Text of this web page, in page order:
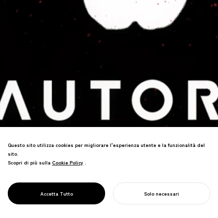
PROJECT
AUTORO
Da RPA a Web Auto Robot: un branding
che chiarisce lo scopo.
Questo sito utilizza cookies per migliorare l'esperienza utente e la funzionalità del
sito.
Scopri di più sulla Cookie Policy
Cookie Policy .
Accetta Tutto Solo necessari